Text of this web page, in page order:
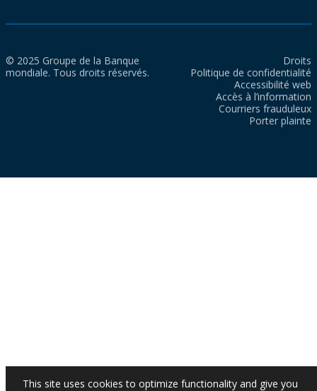
© 2025 Groupe de la Banque
mondiale. Tous droits réservés.
Droits
Politique de confidentialité
Accessibilité web
Accès à l’information
Courriers frauduleux
Porter plainte
This site uses cookies to optimize functionality and give you